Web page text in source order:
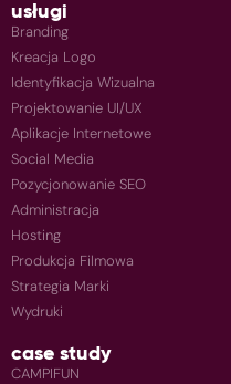
usługi
Branding
Kreacja Logo
Identyfikacja Wizualna
Projektowanie UI/UX
Aplikacje Internetowe
Social Media
Pozycjonowanie SEO
Administracja
Hosting
Produkcja Filmowa
Strategia Marki
Wydruki
case study
CAMPIFUN